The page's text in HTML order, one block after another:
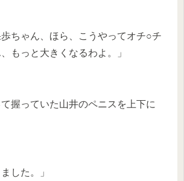
歩ちゃん、ほら、こうやってオチ○チ
もっと大きくなるわよ。」
握っていた山井のペニスを上下に
した。」